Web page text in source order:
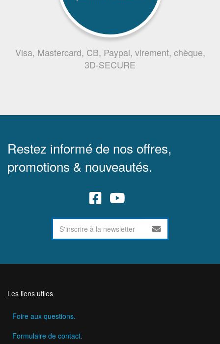
Visa, Mastercard, CB, Paypal, virement, chèque,
3D-SECURE
Restez informé de nos offres,
promotions & nouveautés.
Les liens utiles
Foire aux questions.
Formulaire de contact.